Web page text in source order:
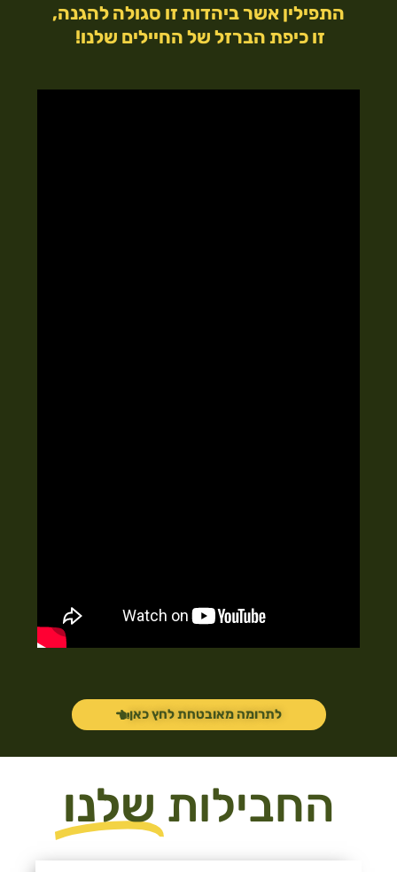
התפילין אשר ביהדות זו סגולה להגנה,
זו כיפת הברזל של החיילים שלנו!
לתרומה מאובטחת לחץ כאן
החבילות שלנו